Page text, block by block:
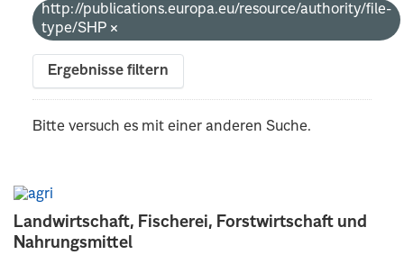
Landwirtschaft, Fischerei, Forstwirtschaft und
Nahrungsmittel
http://publications.europa.eu/resource/authority/file-
type/SHP
Ergebnisse filtern
Bitte versuch es mit einer anderen Suche.